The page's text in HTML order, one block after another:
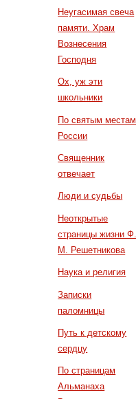
Неугасимая свеча
памяти. Храм
Вознесения
Господня
Ох, уж эти
школьники
По святым местам
России
Священник
отвечает
Люди и судьбы
Неоткрытые
страницы жизни Ф.
М. Решетникова
Наука и религия
Записки
паломницы
Путь к детскому
сердцу
По страницам
Альманаха